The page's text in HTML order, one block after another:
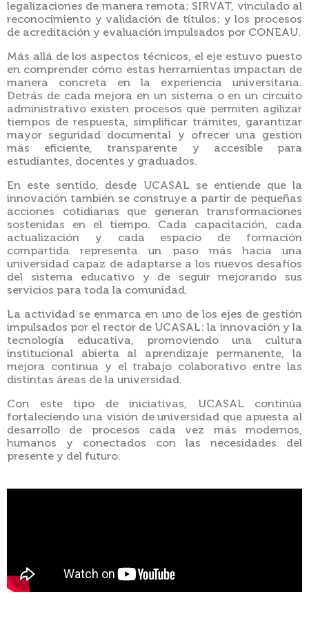
legalizaciones de manera remota; SIRVAT, vinculado al
reconocimiento y validación de títulos; y los procesos
de acreditación y evaluación impulsados por CONEAU.
Más allá de los aspectos técnicos, el eje estuvo puesto
en comprender cómo estas herramientas impactan de
manera concreta en la experiencia universitaria.
Detrás de cada mejora en un sistema o en un circuito
administrativo existen procesos que permiten agilizar
tiempos de respuesta, simplificar trámites, garantizar
mayor seguridad documental y ofrecer una gestión
más eficiente, transparente y accesible para
estudiantes, docentes y graduados.
En este sentido, desde UCASAL se entiende que la
innovación también se construye a partir de pequeñas
acciones cotidianas que generan transformaciones
sostenidas en el tiempo. Cada capacitación, cada
actualización y cada espacio de formación
compartida representa un paso más hacia una
universidad capaz de adaptarse a los nuevos desafíos
del sistema educativo y de seguir mejorando sus
servicios para toda la comunidad.
La actividad se enmarca en uno de los ejes de gestión
impulsados por el rector de UCASAL: la innovación y la
tecnología educativa, promoviendo una cultura
institucional abierta al aprendizaje permanente, la
mejora continua y el trabajo colaborativo entre las
distintas áreas de la universidad.
Con este tipo de iniciativas, UCASAL continúa
fortaleciendo una visión de universidad que apuesta al
desarrollo de procesos cada vez más modernos,
humanos y conectados con las necesidades del
presente y del futuro.